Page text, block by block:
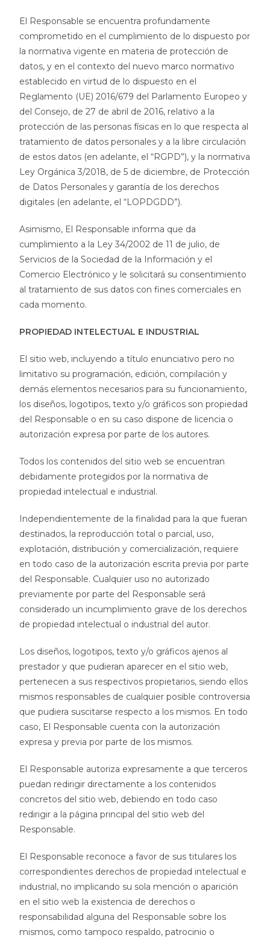
El Responsable se encuentra profundamente
comprometido en el cumplimiento de lo dispuesto por
la normativa vigente en materia de protección de
datos, y en el contexto del nuevo marco normativo
establecido en virtud de lo dispuesto en el
Reglamento (UE) 2016/679 del Parlamento Europeo y
del Consejo, de 27 de abril de 2016, relativo a la
protección de las personas físicas en lo que respecta al
tratamiento de datos personales y a la libre circulación
de estos datos (en adelante, el “RGPD”), y la normativa
Ley Orgánica 3/2018, de 5 de diciembre, de Protección
de Datos Personales y garantía de los derechos
digitales (en adelante, el “LOPDGDD”).
Asimismo, El Responsable informa que da
cumplimiento a la Ley 34/2002 de 11 de julio, de
Servicios de la Sociedad de la Información y el
Comercio Electrónico y le solicitará su consentimiento
al tratamiento de sus datos con fines comerciales en
cada momento.
PROPIEDAD INTELECTUAL E INDUSTRIAL
El sitio web, incluyendo a título enunciativo pero no
limitativo su programación, edición, compilación y
demás elementos necesarios para su funcionamiento,
los diseños, logotipos, texto y/o gráficos son propiedad
del Responsable o en su caso dispone de licencia o
autorización expresa por parte de los autores.
Todos los contenidos del sitio web se encuentran
debidamente protegidos por la normativa de
propiedad intelectual e industrial.
Independientemente de la finalidad para la que fueran
destinados, la reproducción total o parcial, uso,
explotación, distribución y comercialización, requiere
en todo caso de la autorización escrita previa por parte
del Responsable. Cualquier uso no autorizado
previamente por parte del Responsable será
considerado un incumplimiento grave de los derechos
de propiedad intelectual o industrial del autor.
Los diseños, logotipos, texto y/o gráficos ajenos al
prestador y que pudieran aparecer en el sitio web,
pertenecen a sus respectivos propietarios, siendo ellos
mismos responsables de cualquier posible controversia
que pudiera suscitarse respecto a los mismos. En todo
caso, El Responsable cuenta con la autorización
expresa y previa por parte de los mismos.
El Responsable autoriza expresamente a que terceros
puedan redirigir directamente a los contenidos
concretos del sitio web, debiendo en todo caso
redirigir a la página principal del sitio web del
Responsable.
El Responsable reconoce a favor de sus titulares los
correspondientes derechos de propiedad intelectual e
industrial, no implicando su sola mención o aparición
en el sitio web la existencia de derechos o
responsabilidad alguna del Responsable sobre los
mismos, como tampoco respaldo, patrocinio o